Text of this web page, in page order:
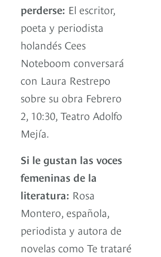
perderse: El escritor,
poeta y periodista
holandés Cees
Noteboom conversará
con Laura Restrepo
sobre su obra Febrero
2, 10:30, Teatro Adolfo
Mejía.
Si le gustan las voces
femeninas de la
literatura: Rosa
Montero, española,
periodista y autora de
novelas como Te trataré